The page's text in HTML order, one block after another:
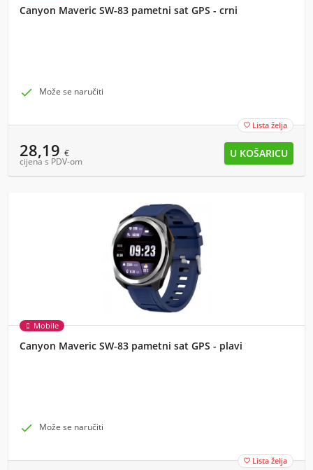
Canyon Maveric SW-83 pametni sat GPS - crni
 Može se naručiti
 Lista želja
28,19 €
cijena s PDV-om
Mobile
Canyon Maveric SW-83 pametni sat GPS - plavi
 Može se naručiti
 Lista želja